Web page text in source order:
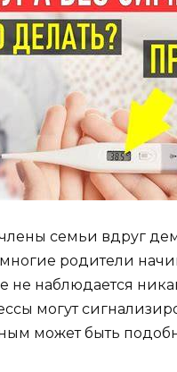
семьи вдруг
родители
не наблюдается
могут
может быть